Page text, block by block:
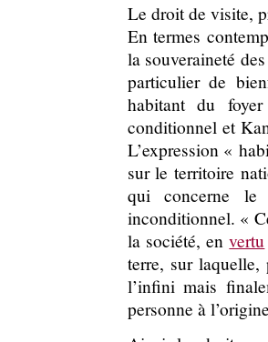
Le droit de visite,
En termes
la souveraineté
particulier de
habitant du
conditionnel et
L’expression «
sur le territoire
qui concerne
inconditionnel. «
la société, envertu
terre, sur laquelle,
l’infini mais
personne à